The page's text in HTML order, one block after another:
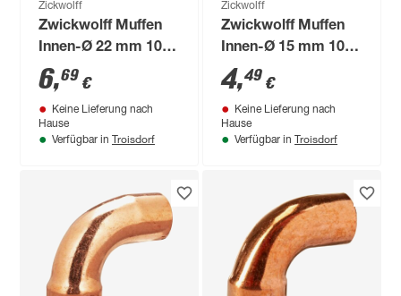
Zickwolff
Zwickwolff Muffen
Innen-Ø 22 mm 10
Stück
6,69 €
Keine Lieferung nach
Hause
Verfügbar in Troisdorf
Zickwolff
Zwickwolff Muffen
Innen-Ø 15 mm 10
Stück
4,49 €
Keine Lieferung nach
Hause
Verfügbar in Troisdorf